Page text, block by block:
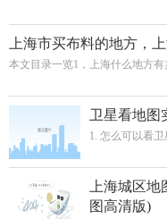
上海市买布料的地方，
本文目录一览1，上海什么地方
卫星看地图
1. 怎么可以看
上海城区
图高清版)